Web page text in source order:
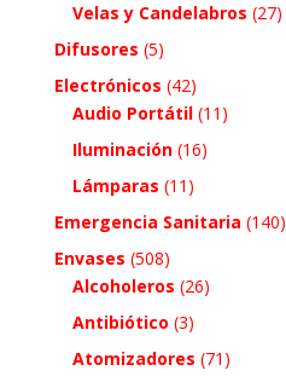
Velas y Candelabros (27)
Difusores (5)
Electrónicos (42)
Audio Portátil (11)
Iluminación (16)
Lámparas (11)
Emergencia Sanitaria (140)
Envases (508)
Alcoholeros (26)
Antibiótico (3)
Atomizadores (71)